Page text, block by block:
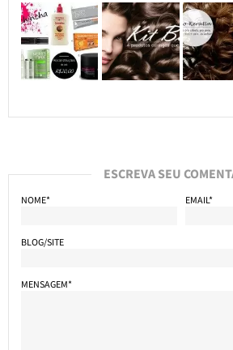
ESCREVA SEU
NOME* EMAIL*
BLOG/SITE
MENSAGEM*